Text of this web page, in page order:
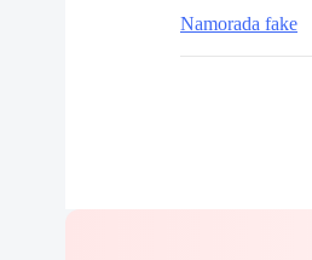
Namorada fake